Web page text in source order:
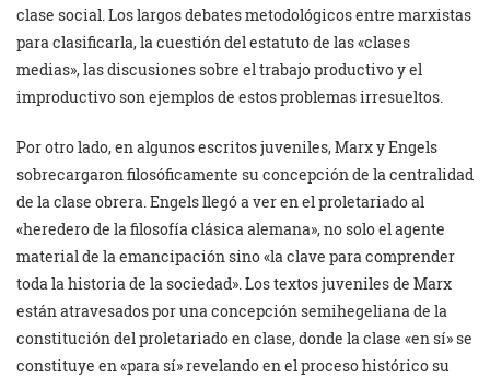
clase social. Los largos debates metodológicos entre marxistas
para clasificarla, la cuestión del estatuto de las «clases
medias», las discusiones sobre el trabajo productivo y el
improductivo son ejemplos de estos problemas irresueltos.
Por otro lado, en algunos escritos juveniles, Marx y Engels
sobrecargaron filosóficamente su concepción de la centralidad
de la clase obrera. Engels llegó a ver en el proletariado al
«heredero de la filosofía clásica alemana», no solo el agente
material de la emancipación sino «la clave para comprender
toda la historia de la sociedad». Los textos juveniles de Marx
están atravesados por una concepción semihegeliana de la
constitución del proletariado en clase, donde la clase «en sí» se
constituye en «para sí» revelando en el proceso histórico su